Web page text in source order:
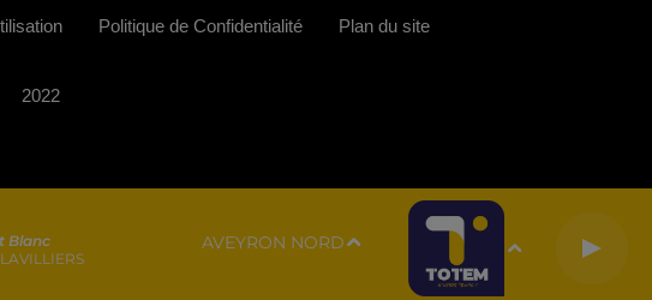
Blanc
AVEYRON NORD
Politique de Confidentialité Plan du site
2022